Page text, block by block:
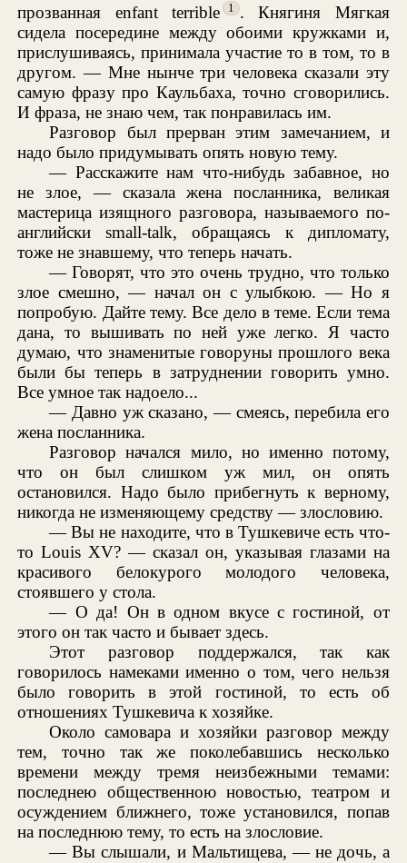
прозванная enfant terrible
1 . Княгиня Мягкая
сидела посередине между обоими кружками и,
прислушиваясь, принимала участие то в том, то в
другом. — Мне нынче три человека сказали эту
самую фразу про Каульбаха, точно сговорились.
И фраза, не знаю чем, так понравилась им.
Разговор был прерван этим замечанием, и
надо было придумывать опять новую тему.
— Расскажите нам что-нибудь забавное, но
не злое, — сказала жена посланника, великая
мастерица изящного разговора, называемого по-
английски small-talk, обращаясь к дипломату,
тоже не знавшему, что теперь начать.
— Говорят, что это очень трудно, что только
злое смешно, — начал он с улыбкою. — Но я
попробую. Дайте тему. Все дело в теме. Если тема
дана, то вышивать по ней уже легко. Я часто
думаю, что знаменитые говоруны прошлого века
были бы теперь в затруднении говорить умно.
Все умное так надоело...
— Давно уж сказано, — смеясь, перебила его
жена посланника.
Разговор начался мило, но именно потому,
что он был слишком уж мил, он опять
остановился. Надо было прибегнуть к верному,
никогда не изменяющему средству — злословию.
— Вы не находите, что в Тушкевиче есть что-
то Louis XV? — сказал он, указывая глазами на
красивого белокурого молодого человека,
стоявшего у стола.
— О да! Он в одном вкусе с гостиной, от
этого он так часто и бывает здесь.
Этот разговор поддержался, так как
говорилось намеками именно о том, чего нельзя
было говорить в этой гостиной, то есть об
отношениях Тушкевича к хозяйке.
Около самовара и хозяйки разговор между
тем, точно так же поколебавшись несколько
времени между тремя неизбежными темами:
последнею общественною новостью, театром и
осуждением ближнего, тоже установился, попав
на последнюю тему, то есть на злословие.
— Вы слышали, и Мальтищева, — не дочь, а